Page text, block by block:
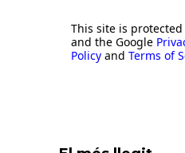
This site is protected
and the Google
Policy and Terms of